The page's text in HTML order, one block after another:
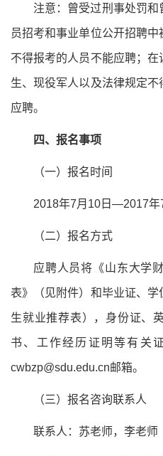
注意：曾受过刑事处罚
员招考和事业单位公开招聘
不得报考的人员不能应聘；
生、现役军人以及法律规定
应聘。
四、报名事项
（一）报名时间
2018年7月10日—2017年
（二）报名方式
应聘人员将《山东大学
表》（见附件）和毕业证、
生就业推荐表），身份证、
书、工作经历证明等有关
cwbzp@sdu.edu.cn邮箱。
（三）报名咨询联系人
联系人：苏老师，李老师